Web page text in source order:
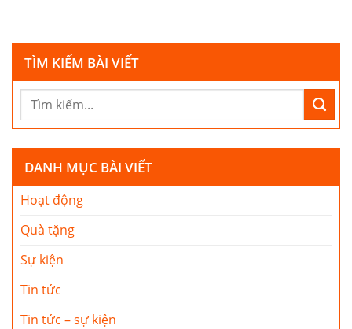
TÌM KIẾM BÀI VIẾT
DANH MỤC BÀI VIẾT
Hoạt động
Quà tặng
Sự kiện
Tin tức
Tin tức – sự kiện